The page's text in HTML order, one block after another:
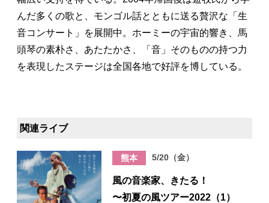
んだ多くの歌と、モンゴル話とともに送る贅沢な「生
音コンサート」を展開中。ホーミーの宇宙的響き、馬
頭琴の素朴さ、あたたかさ、「音」そのものの持つ力
を表現したステージは全国各地で好評を博している。
関連ライブ
熊本 5/20（金）
風の音楽家、きたる！
〜初夏の風ツアー2022（1）